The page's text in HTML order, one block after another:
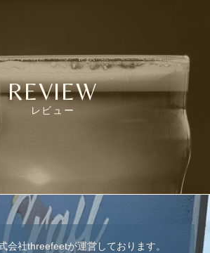
REVIEW
レビュー
会社threefeetが運営しております。